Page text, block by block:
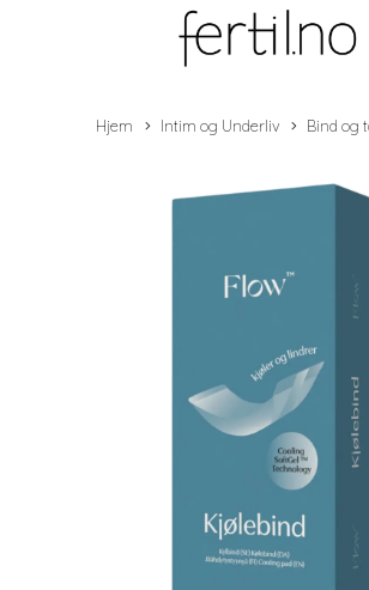
Hjem Intim og Underliv Bind og